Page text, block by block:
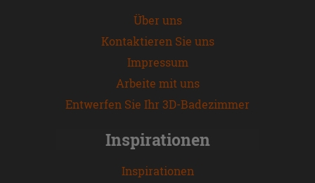
Über uns
Kontaktieren Sie uns
Impressum
Arbeite mit uns
Entwerfen Sie Ihr 3D-Badezimmer
Inspirationen
Inspirationen